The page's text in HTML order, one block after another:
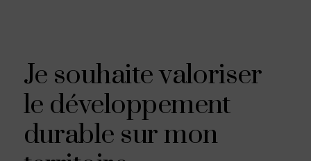
Je souhaite valoriser
le développement
durable sur mon